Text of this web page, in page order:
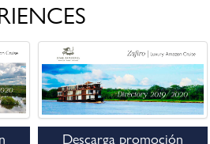
Descarga promoción